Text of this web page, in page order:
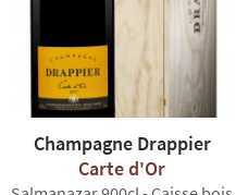
Champagne Drappier
Carte d'Or